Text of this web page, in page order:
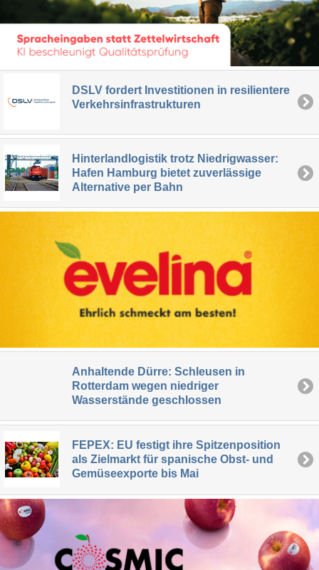
DSLV fordert Investitionen in resilientere
Verkehrsinfrastrukturen
Hinterlandlogistik trotz Niedrigwasser:
Hafen Hamburg bietet zuverlässige
Alternative per Bahn
Anhaltende Dürre: Schleusen in
Rotterdam wegen niedriger
Wasserstände geschlossen
FEPEX: EU festigt ihre Spitzenposition
als Zielmarkt für spanische Obst- und
Gemüseexporte bis Mai